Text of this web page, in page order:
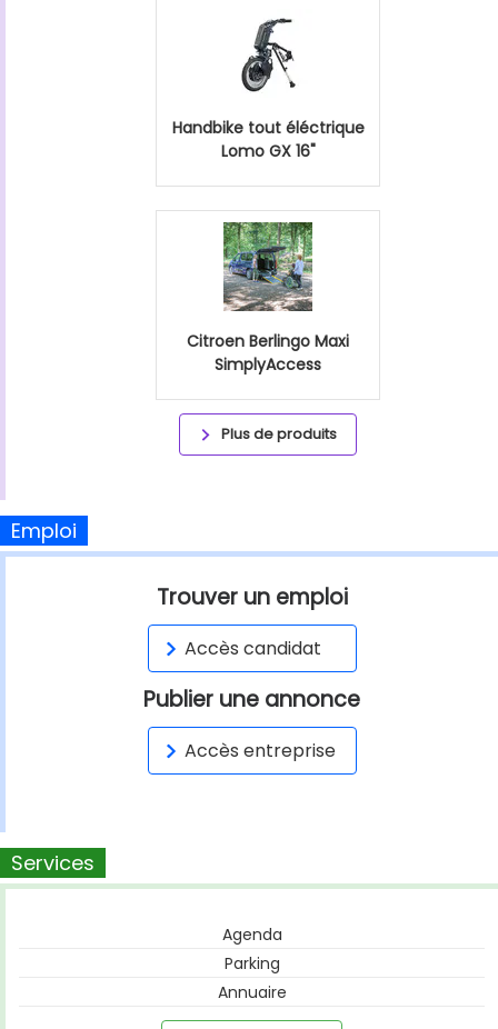
Handbike tout éléctrique
Lomo GX 16"
Citroen Berlingo Maxi
SimplyAccess
Plus de produits
Emploi
Trouver un emploi
Accès candidat
Publier une annonce
Accès entreprise
Services
Agenda
Parking
Annuaire